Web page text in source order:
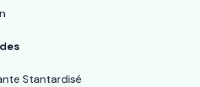
Stantardisé